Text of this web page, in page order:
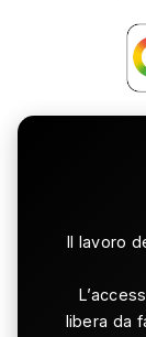
Il lavoro
libera da